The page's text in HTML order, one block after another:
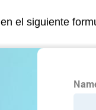
el siguiente